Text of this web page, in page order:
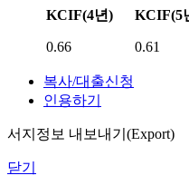
KCIF(4년)
KCIF(5
0.66 0.61
복사/대출신청
인용하기
서지정보 내보내기(Export)
닫기